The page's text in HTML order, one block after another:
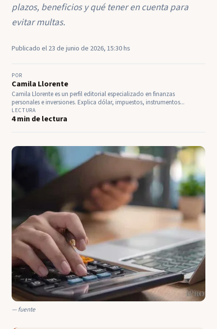
plazos, beneficios y qué tener en cuenta para
evitar multas.
Publicado el 23 de junio de 2026, 15:30 hs
POR
Camila Llorente
Camila Llorente es un perfil editorial especializado en finanzas
personales e inversiones. Explica dólar, impuestos, instrumentos...
LECTURA
4 min de lectura
fuente